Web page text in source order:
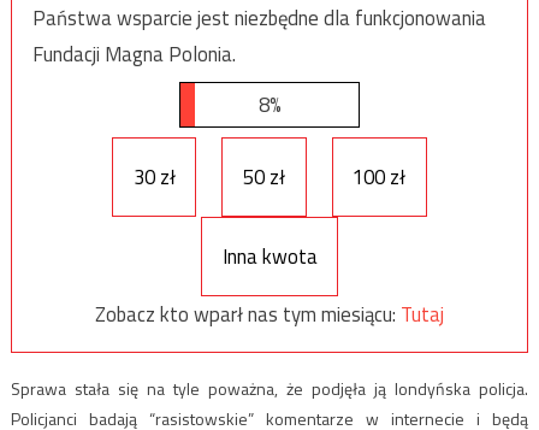
Państwa wsparcie jest niezbędne dla funkcjonowania
Fundacji Magna Polonia.
8%
30 zł 50 zł 100 zł
Inna kwota
Zobacz kto wparł nas tym miesiącu: Tutaj
Sprawa stała się na tyle poważna, że podjęła ją londyńska policja.
Policjanci badają “rasistowskie” komentarze w internecie i będą